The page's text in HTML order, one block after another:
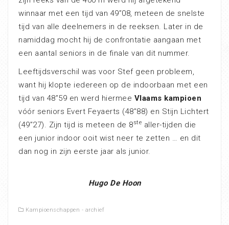
winnaar met een tijd van 49”08, meteen de snelste
tijd van alle deelnemers in de reeksen. Later in de
namiddag mocht hij de confrontatie aangaan met
een aantal seniors in de finale van dit nummer.
Leeftijdsverschil was voor Stef geen probleem,
want hij klopte iedereen op de indoorbaan met een
tijd van 48”59 en werd hiermee Vlaams kampioen
vóór seniors Evert Feyaerts (48”88) en Stijn Lichtert
(49”27). Zijn tijd is meteen de 8ste aller-tijden die
een junior indoor ooit wist neer te zetten … en dit
dan nog in zijn eerste jaar als junior.
Hugo De Hoon
Kampioenschappen - archief